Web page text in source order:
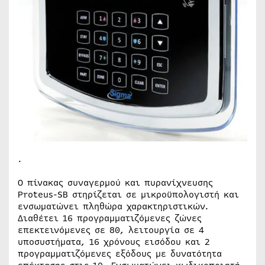
.
Ο πίνακας συναγερμού και πυρανίχνευσης
Proteus-SB στηρίζεται σε μικροϋπολογιστή και
ενσωματώνει πληθώρα χαρακτηριστικών.
Διαθέτει 16 προγραμματιζόμενες ζώνες
επεκτεινόμενες σε 80, λειτουργία σε 4
υποσυστήματα, 16 χρόνους εισόδου και 2
προγραμματιζόμενες εξόδους με δυνατότητα